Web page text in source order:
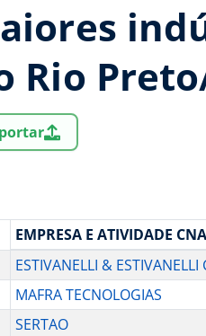
Rio
EMPRESA E ATIVIDADE
ESTIVANELLI & ESTIVANELLI
MAFRA TECNOLOGIAS
SERTAO